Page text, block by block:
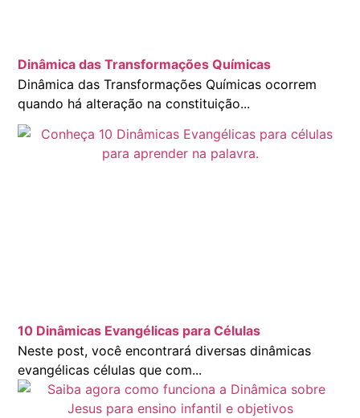
Dinâmica das Transformações Químicas
Dinâmica das Transformações Químicas ocorrem
quando há alteração na constituição...
10 Dinâmicas Evangélicas para Células
Neste post, você encontrará diversas dinâmicas
evangélicas células que com...